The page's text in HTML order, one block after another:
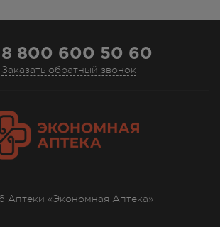
8 800 600 50 60
Заказать обратный звонок
Аптеки «Экономная Аптека»